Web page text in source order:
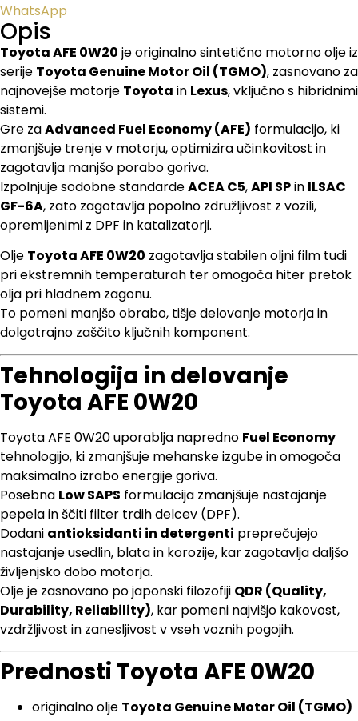
WhatsApp
Opis
Toyota AFE 0W20 je originalno sintetično motorno olje iz
serije Toyota Genuine Motor Oil (TGMO), zasnovano za
najnovejše motorje Toyota in Lexus, vključno s hibridnimi
sistemi.
Gre zaAdvanced Fuel Economy (AFE) formulacijo, ki
zmanjšuje trenje v motorju, optimizira učinkovitost in
zagotavlja manjšo porabo goriva.
Izpolnjuje sodobne standardeACEA C5,API SPin ILSAC
GF-6A, zato zagotavlja popolno združljivost z vozili,
opremljenimi z DPF in katalizatorji.
Olje Toyota AFE 0W20 zagotavlja stabilen oljni film tudi
pri ekstremnih temperaturah ter omogoča hiter pretok
olja pri hladnem zagonu.
To pomeni manjšo obrabo, tišje delovanje motorja in
dolgotrajno zaščito ključnih komponent.
Tehnologija in delovanje
Toyota AFE 0W20
Toyota AFE 0W20 uporablja napredno Fuel Economy
tehnologijo, ki zmanjšuje mehanske izgube in omogoča
maksimalno izrabo energije goriva.
Posebna Low SAPS formulacija zmanjšuje nastajanje
pepela in ščiti filter trdih delcev (DPF).
Dodani antioksidanti in detergenti preprečujejo
nastajanje usedlin, blata in korozije, kar zagotavlja daljšo
življenjsko dobo motorja.
Olje je zasnovano po japonski filozofiji QDR (Quality,
Durability, Reliability), kar pomeni najvišjo kakovost,
vzdržljivost in zanesljivost v vseh voznih pogojih.
Prednosti Toyota AFE 0W20
originalno olje Toyota Genuine Motor Oil (TGMO)